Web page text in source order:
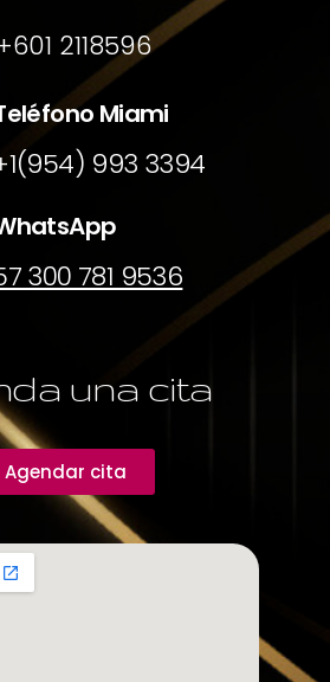
2118596
Miami
993 3394
300 781 9536
una cita
Agendar cita